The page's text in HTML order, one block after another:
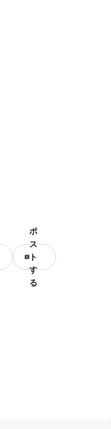
ポ
ス
ト
す
る